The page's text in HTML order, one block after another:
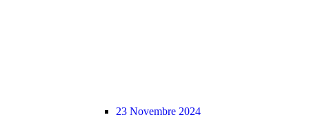
23 Novembre 2024